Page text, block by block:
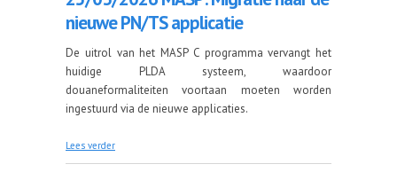
nieuwe PN/TS applicatie
De uitrol van het MASP C programma vervangt het
huidige PLDA systeem, waardoor
douaneformaliteiten voortaan moeten worden
ingestuurd via de nieuwe applicaties.
Lees verder